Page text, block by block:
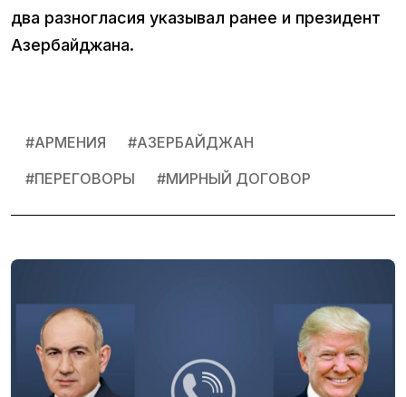
два разногласия указывал ранее и президент
Азербайджана.
#АРМЕНИЯ #АЗЕРБАЙДЖАН
#ПЕРЕГОВОРЫ #МИРНЫЙ ДОГОВОР